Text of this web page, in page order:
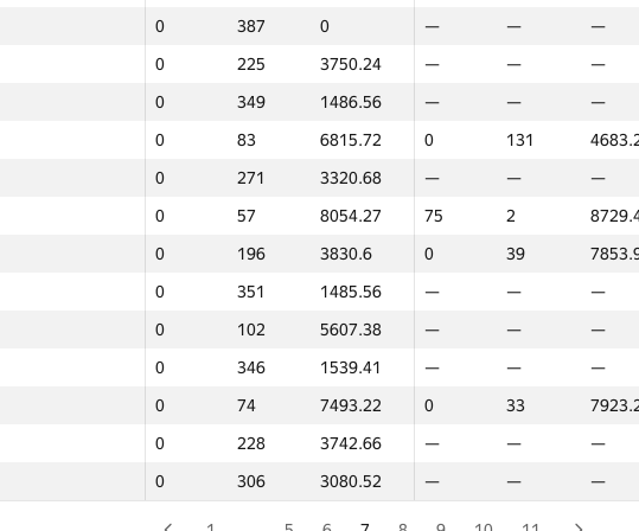
0 387 0 — — —
0 225 3750.24 — — —
0 349 1486.56 — — —
0 83 6815.72 0 131
0 271 3320.68 — — —
0 57 8054.27 75 2
0 196 3830.6 0 39
0 351 1485.56 — — —
0 102 5607.38 — — —
0 346 1539.41 — — —
0 74 7493.22 0 33
0 228 3742.66 — — —
0 306 3080.52 — — —
0 119 5173.36 0 105
0 324 2349.53 — — —
0 241 3650.97 — — —
0 255 3513.72 — — —
0 320 2656 — — —
0 131 4979.46 — — —
— — — 0 88
0 382 343.64 — — —
— — — 0 72
0 129 5035.95 0 159
0 207 3804.31 — — —
3 28 8637.47 — — —
0 241 3650.97 0 169
1550.57 —